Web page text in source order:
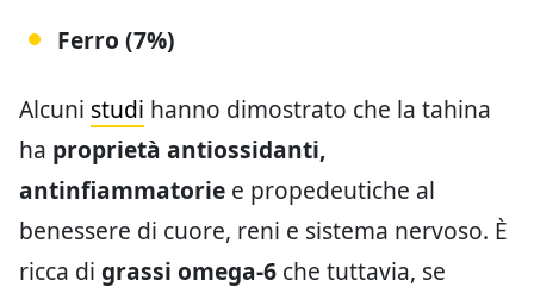
Ferro (7%)
Alcuni studi hanno dimostrato che la tahina
ha proprietà antiossidanti,
antinfiammatorie e propedeutiche al
benessere di cuore, reni e sistema nervoso. È
ricca di grassi omega-6 che tuttavia, se